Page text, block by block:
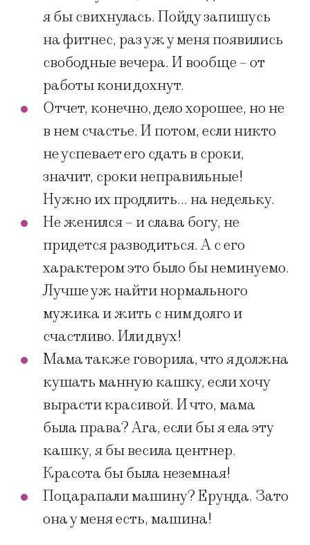
я бы свихнулась. Пойду запишусь
на фитнес, раз уж у меня появились
свободные вечера. И вообще – от
работы кони дохнут.
Отчет, конечно, дело хорошее, но не
в нем счастье. И потом, если никто
не успевает его сдать в сроки,
значит, сроки неправильные!
Нужно их продлить… на недельку.
Не женился – и слава богу, не
придется разводиться. А с его
характером это было бы неминуемо.
Лучше уж найти нормального
мужика и жить с ним долго и
счастливо. Или двух!
Мама также говорила, что я должна
кушать манную кашку, если хочу
вырасти красивой. И что, мама
была права? Ага, если бы я ела эту
кашку, я бы весила центнер.
Красота бы была неземная!
Поцарапали машину? Ерунда. Зато
она у меня есть, машина!